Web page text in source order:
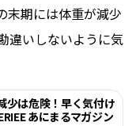
末期には体重が減少
違いしないように気
少は危険！早く気付け
あにまるマガジン